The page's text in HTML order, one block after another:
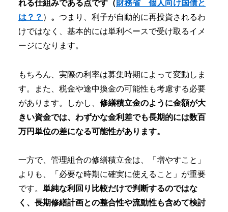
れる仕組みである点です（財務省 個人向け国債と
は？？ ） 。 つまり、利子が自動的に再投資されるわ
けではなく、基本的には単利ベースで受け取るイメ
ージになります。
もちろん、実際の利率は募集時期によって変動しま
す。また、税金や途中換金の可能性も考慮する必要
があります。しかし、 修繕積立金のように金額が大
きい資金では、わずかな金利差でも長期的には数百
万円単位の差になる可能性があります。
一方で、管理組合の修繕積立金は、「増やすこと」
よりも、「必要な時期に確実に使えること」が重要
です。 単純な利回り比較だけで判断するのではな
く、長期修繕計画との整合性や流動性も含めて検討